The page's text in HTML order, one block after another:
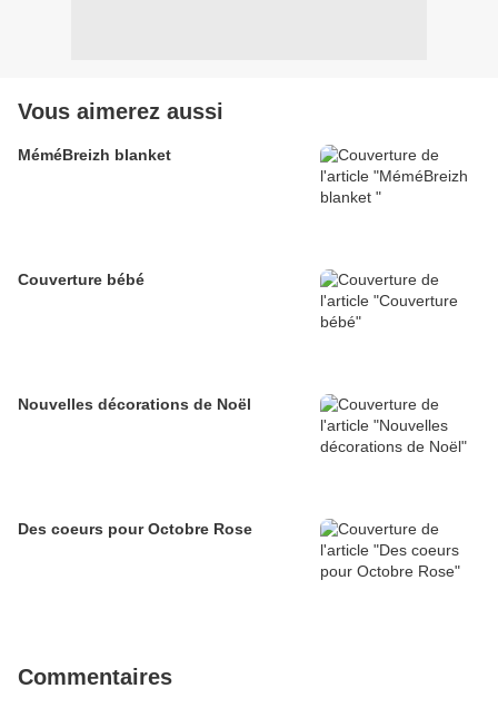
Vous aimerez aussi
MéméBreizh blanket
Couverture bébé
Nouvelles décorations de Noël
Des coeurs pour Octobre Rose
Commentaires